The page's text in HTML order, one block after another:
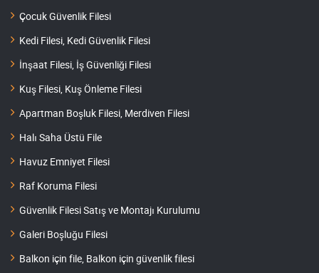
Çocuk Güvenlik Filesi
Kedi Filesi, Kedi Güvenlik Filesi
İnşaat Filesi, İş Güvenliği Filesi
Kuş Filesi, Kuş Önleme Filesi
Apartman Boşluk Filesi, Merdiven Filesi
Halı Saha Üstü File
Havuz Emniyet Filesi
Raf Koruma Filesi
Güvenlik Filesi Satış ve Montajı Kurulumu
Galeri Boşluğu Filesi
Balkon için file, Balkon için güvenlik filesi